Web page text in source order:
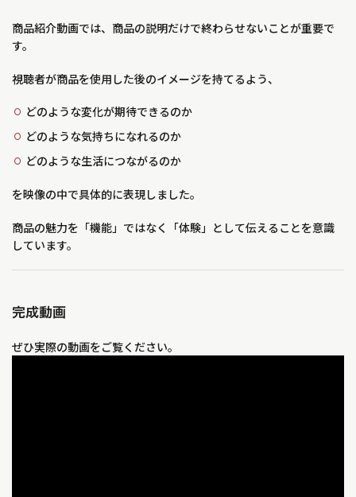
商品紹介動画では、商品の説明だけで終わらせないことが重要で
す。
視聴者が商品を使用した後のイメージを持てるよう、
どのような変化が期待できるのか
どのような気持ちになれるのか
どのような生活につながるのか
を映像の中で具体的に表現しました。
商品の魅力を「機能」ではなく「体験」として伝えることを意識
しています。
完成動画
ぜひ実際の動画をご覧ください。